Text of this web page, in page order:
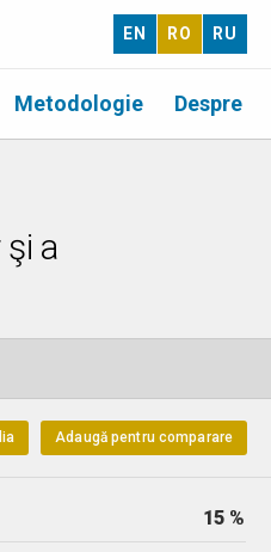
EN RO RU
Despre
Metodologie
a
Adaugă pentru comparare
15 %